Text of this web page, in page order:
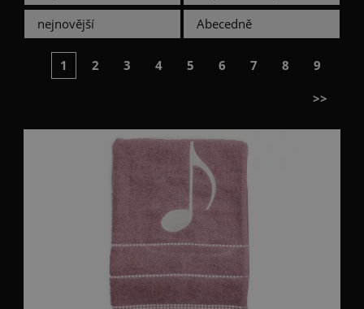
nejnovější
Abecedně
1 2 3 4 5 6 7 8
9
>>